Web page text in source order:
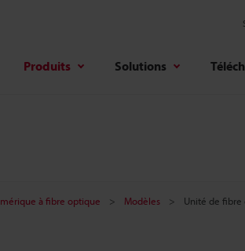
Produits Solutions
à fibre optique Modèles Unité de fibre